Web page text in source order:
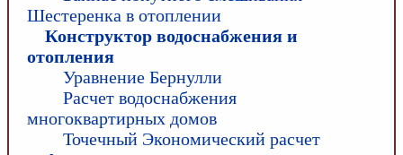
Шестеренка в отоплении
Конструктор водоснабжения и
отопления
Уравнение Бернулли
Расчет водоснабжения
многоквартирных домов
Точечный Экономический расчет